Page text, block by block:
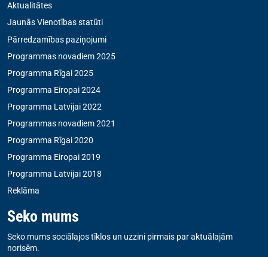
Aktualitātes
Jaunās Vienotības statūti
Pārredzamības paziņojumi
Programmas novadiem 2025
Programma Rīgai 2025
Programma Eiropai 2024
Programma Latvijai 2022
Programmas novadiem 2021
Programma Rīgai 2020
Programma Eiropai 2019
Programma Latvijai 2018
Reklāma
Seko mums
Seko mums sociālajos tīklos un uzzini pirmais par aktuālajām
norisēm.